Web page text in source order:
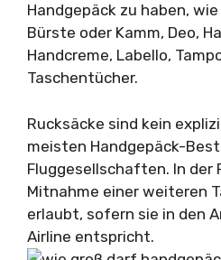
Handgepäck zu haben,
Bürste oder Kamm, Deo,
Handcreme, Labello,
Taschentücher.
Rucksäcke sind kein
meisten Handgepäck-
Fluggesellschaften. In der
Mitnahme einer weiteren
erlaubt, sofern sie in den
Airline entspricht.